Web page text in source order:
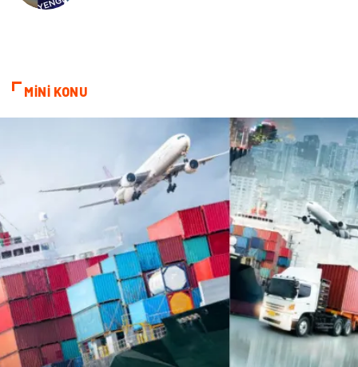
Çadır
Yazı Tahtaları Pet Malzemeleri
MİNİ KONU